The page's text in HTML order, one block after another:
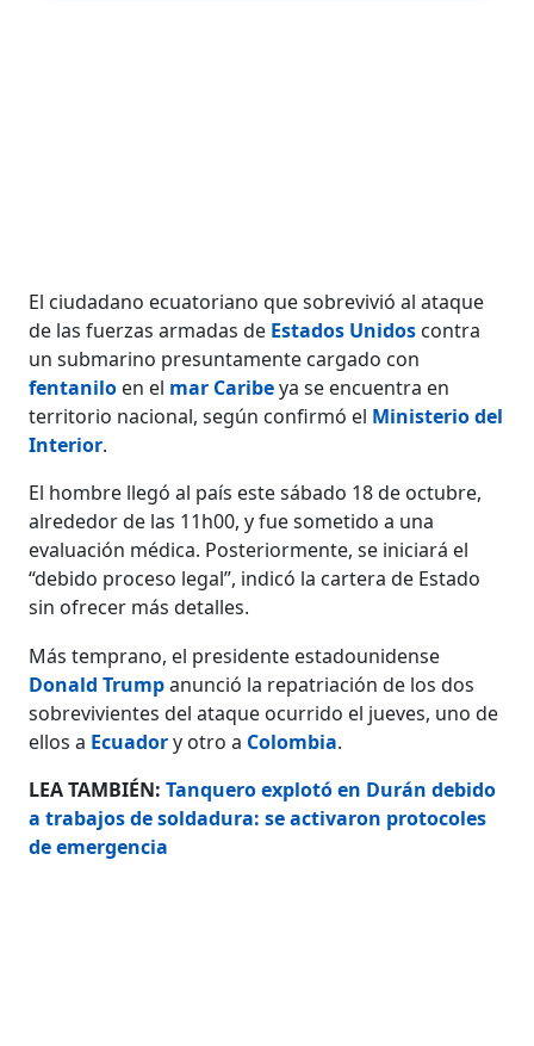
El ciudadano ecuatoriano que sobrevivió al ataque
de las fuerzas armadas de Estados Unidos contra
un submarino presuntamente cargado con
fentanilo en el mar Caribeya se encuentra en
territorio nacional, según confirmó el Ministerio del
Interior.
El hombre llegó al país este sábado 18 de octubre,
alrededor de las 11h00, y fue sometido a una
evaluación médica. Posteriormente, se iniciará el
“debido proceso legal”, indicó la cartera de Estado
sin ofrecer más detalles.
Más temprano, el presidente estadounidense
Donald Trumpanunció la repatriación de los dos
sobrevivientes del ataque ocurrido el jueves, uno de
ellos a Ecuadory otro a Colombia.
LEA TAMBIÉN:Tanquero explotó en Durán debido
a trabajos de soldadura: se activaron protocoles
de emergencia